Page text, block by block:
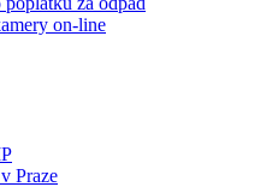
on-line
Praze